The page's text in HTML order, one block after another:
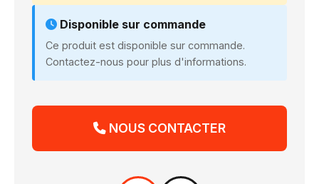
Disponible sur commande
Ce produit est disponible sur commande.
Contactez-nous pour plus d'informations.
NOUS CONTACTER